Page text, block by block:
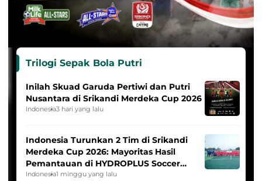
Trilogi Sepak Bola Putri
Inilah Skuad Garuda Pertiwi dan Putri
Nusantara di Srikandi Merdeka Cup 2026
Indonesia3 hari yang lalu
Indonesia Turunkan 2 Tim di Srikandi
Merdeka Cup 2026: Mayoritas Hasil
Pemantauan di HYDROPLUS Soccer
League
Indonesia1 minggu yang lalu